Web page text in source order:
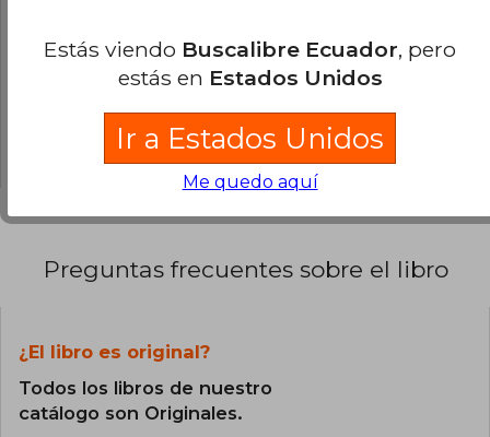
0% (0)
0% (0)
0% (0)
Preguntas frecuentes sobre el libro
¿El libro es original?
Todos los libros de nuestro
catálogo son Originales.
Estás viendo Buscalibre Ecuador, pero
estás en Estados Unidos
Ir a Estados Unidos
Me quedo aquí